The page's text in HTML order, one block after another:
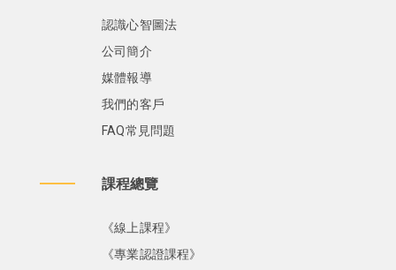
認識心智圖法
公司簡介
媒體報導
我們的客戶
FAQ常見問題
課程總覽
《線上課程》
《專業認證課程》